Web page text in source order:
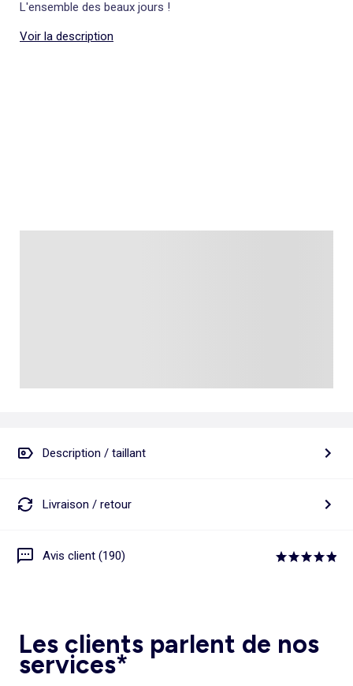
L'ensemble des beaux jours !
Voir la description
Description / taillant
Livraison / retour
Avis client (190)
Les clients parlent de nos
services*